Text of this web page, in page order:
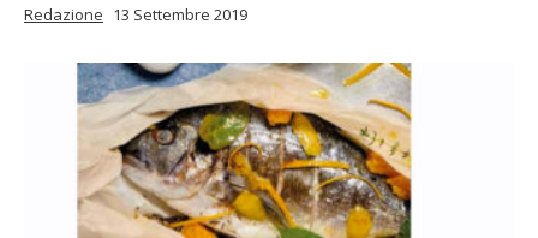
Redazione 13 Settembre 2019